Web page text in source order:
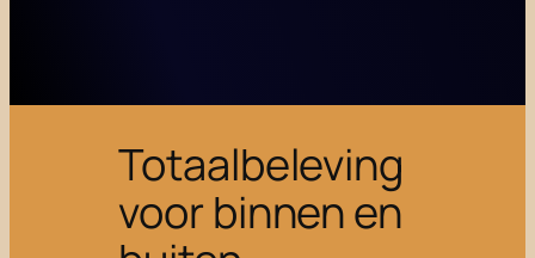
Totaalbeleving
voor binnen en